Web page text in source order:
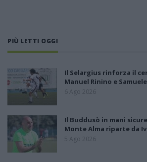
PIÙ LETTI OGGI
Il Selargius rinforza il
Manuel Rinino e
6 Ago 2026
Il Buddusò in mani
Monte Alma riparte da
5 Ago 2026